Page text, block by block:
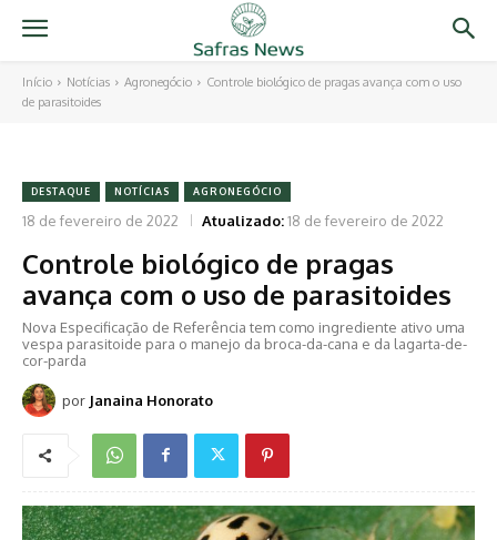
Início Notícias Agronegócio
Controle biológico de pragas avança com o uso
de parasitoides
DESTAQUE NOTÍCIAS AGRONEGÓCIO
18 de fevereiro de 2022 Atualizado:18 de fevereiro de 2022
Controle biológico de pragas
avança com o uso de parasitoides
Nova Especificação de Referência tem como ingrediente ativo uma
vespa parasitoide para o manejo da broca-da-cana e da lagarta-de-
cor-parda
por Janaina Honorato